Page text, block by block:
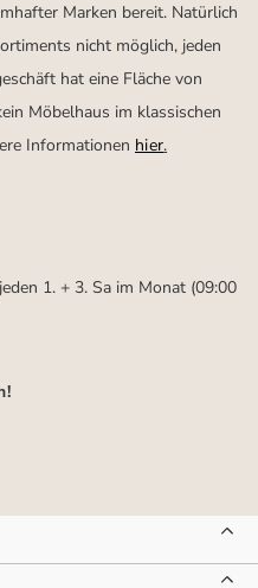
Marken bereit. Natürlich
nicht möglich, jeden
hat eine Fläche von
Möbelhaus im klassischen
Informationen hier.
1. + 3. Sa im Monat (09:00